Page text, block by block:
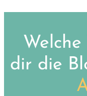
dir die